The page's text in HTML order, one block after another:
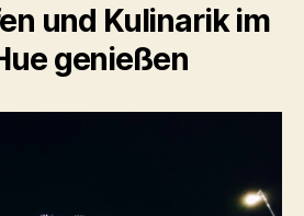
und Kulinarik im
genießen